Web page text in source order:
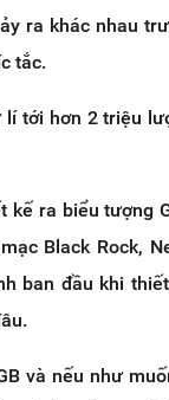
ra khác nhau
tắc.
lí tới hơn 2 triệu
kế ra biểu tượng
Black Rock,
ban đầu khi
và nếu như